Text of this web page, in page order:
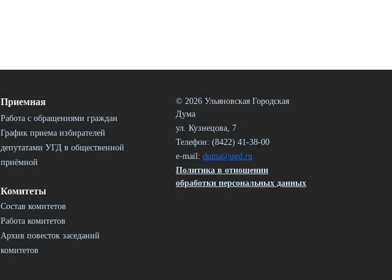
Приемная
Работа с обращениями граждан
График приема избирателей
депутатами УГД в общественной
приёмной
Комитеты
Состав комитетов
Работа комитетов
Архив повесток заседаний
комитетов
© 2026 Ульяновская Городская
Дума
ул. Кузнецова, 7
Телефон: (8422) 41-38-00
e-mail: duma@ugd.ru
Политика в отношении
обработки персональных данных